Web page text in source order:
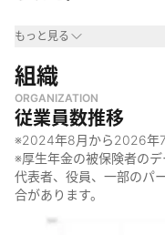
事業領域
・ベンチャー企業・スタ
応
・エンタメ、芸能、飲食
に出資
なぜやっているのか
・ビジネスの成長をあら
・自社での多様な事業運
イアントの価値向上に貢
もっと見る
組織
ORGANIZATION
従業員数推移
※2024年8月から2026年
※厚生年金の被保険者の
代表者、役員、一部のパ
合があります。